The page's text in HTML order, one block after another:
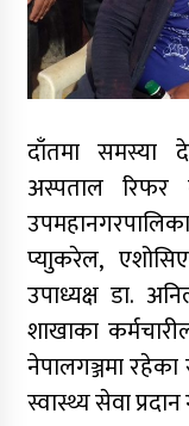
दाँतमा समस्या
अस्पताल रिफर
प्याुकरेल,
उपाध्यक्ष डा.
शाखाका
नेपालगञ्जमा
स्वास्थ्य सेवा